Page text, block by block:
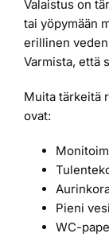
Valaistus on
tai yöpymään
erillinen
Varmista, että
Muita tärkeitä
ovat:
Pieni
WC-